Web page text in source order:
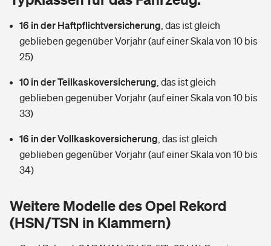
Wer versichert was: Jetzt Versicherer finden
Sie haben Fragen?
Mietkautionsversicherung
Restkreditversicherung
Zur Übersicht
Tools
Wer versichert was: Jetzt Versicherer finden
Kinderunfall­ver­si­che­rung
Kinderinvalidität
Hundehalter-Haftpflicht
Handyversicherung
Musikinstrumentenversicherung
Tierkrankenversicherung
Zur Übersicht
Tools
Wer versichert was: Jetzt Versicherer finden
Sie haben Fragen?
Rentenrechner: Wie viel Geld bekomme ich im Alter?
16 in der Haftpflichtversicherung das ist gleich
geblieben gegenüber Vorjahr (auf einer Skala von 10 bis
25)
10 in der Teilkaskoversicherung das ist gleich
geblieben gegenüber Vorjahr (auf einer Skala von 10 bis
33)
16 in der Vollkaskoversicherung das ist gleich
geblieben gegenüber Vorjahr (auf einer Skala von 10 bis
34)
Weitere Modelle des Opel Rekord
(HSN/TSN in Klammern)